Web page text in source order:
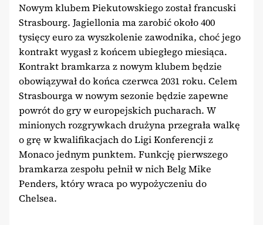
Nowym klubem Piekutowskiego został francuski
Strasbourg. Jagiellonia ma zarobić około 400
tysięcy euro za wyszkolenie zawodnika, choć jego
kontrakt wygasł z końcem ubiegłego miesiąca.
Kontrakt bramkarza z nowym klubem będzie
obowiązywał do końca czerwca 2031 roku. Celem
Strasbourga w nowym sezonie będzie zapewne
powrót do gry w europejskich pucharach. W
minionych rozgrywkach drużyna przegrała walkę
o grę w kwalifikacjach do Ligi Konferencji z
Monaco jednym punktem. Funkcję pierwszego
bramkarza zespołu pełnił w nich Belg Mike
Penders, który wraca po wypożyczeniu do
Chelsea.